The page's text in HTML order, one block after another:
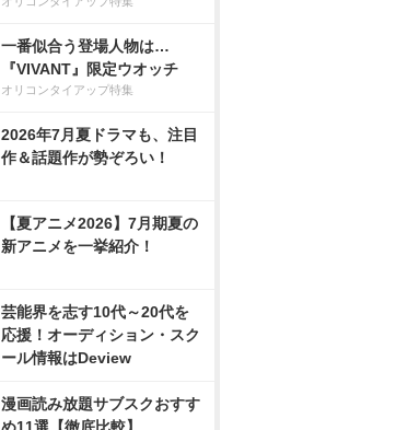
一番似合う登場人物は…
『VIVANT』限定ウオッチ
オリコンタイアップ特集
2026年7月夏ドラマも、注目
作＆話題作が勢ぞろい！
【夏アニメ2026】7月期夏の
新アニメを一挙紹介！
芸能界を志す10代～20代を
応援！オーディション・スク
ール情報はDeview
漫画読み放題サブスクおすす